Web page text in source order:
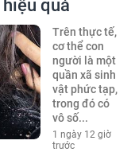
quả
Trên thực tế,
cơ thể con
người là một
quần xã sinh
vật phức tạp,
trong đó có
vô số...
1 ngày 12 giờ
trước